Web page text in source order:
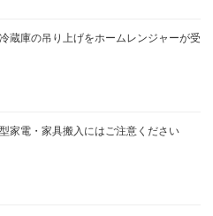
蔵庫の吊り上げをホームレンジャーが受
家電・家具搬入にはご注意ください